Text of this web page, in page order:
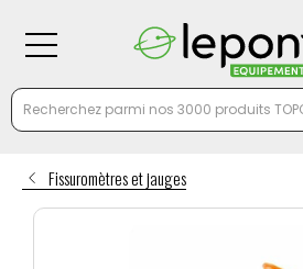
Fissuromètres et jauges